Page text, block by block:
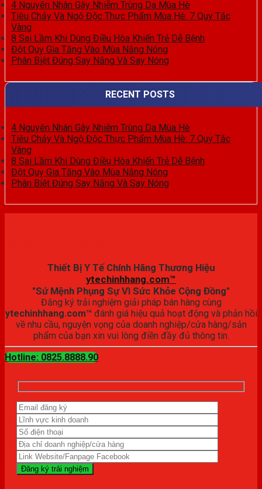
4 Nguyên Nhân Gây Nhiễm Trùng Da Mùa Hè
Tiêu Chảy Và Ngộ Độc Thực Phẩm Mùa Hè: 7 Quy Tắc
Vàng
8 Sai Lầm Khi Dùng Điều Hòa Khiến Trẻ Dễ Bệnh
Đột Quỵ Gia Tăng Vào Mùa Nắng Nóng
Phân Biệt Đúng Say Nắng Và Say Nóng
RECENT POSTS
4 Nguyên Nhân Gây Nhiễm Trùng Da Mùa Hè
Tiêu Chảy Và Ngộ Độc Thực Phẩm Mùa Hè: 7 Quy Tắc
Vàng
8 Sai Lầm Khi Dùng Điều Hòa Khiến Trẻ Dễ Bệnh
Đột Quỵ Gia Tăng Vào Mùa Nắng Nóng
Phân Biệt Đúng Say Nắng Và Say Nóng
Thiết Bị Y Tế Chính Hãng Thương Hiệu
ytechinhhang.com™
"Sứ Mệnh Phụng Sự Vì Sức Khỏe Cộng Đồng"
Đăng ký trải nghiệm giải pháp bán hàng cùng
ytechinhhang.com™ đánh giá hiệu quả hoạt động và phản hồi
về nhu cầu, nguyện vọng của doanh nghiệp/cửa hàng/sản
phẩm của bạn xin vui lòng điền đầy đủ thông tin.
Hotline: 0825.8888.90